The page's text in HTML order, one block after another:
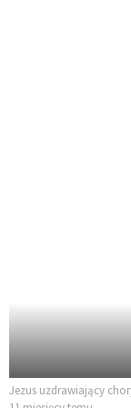
Jezus uzdrawiający